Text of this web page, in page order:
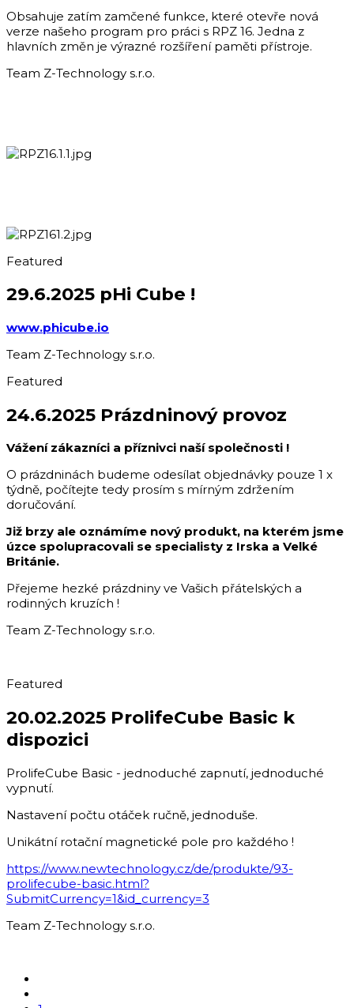
Obsahuje zatím zamčené funkce, které otevře nová
verze našeho program pro práci s RPZ 16. Jedna z
hlavních změn je výrazné rozšíření paměti přístroje.
Team Z-Technology s.r.o.
Featured
29.6.2025 pHi Cube !
www.phicube.io
Team Z-Technology s.r.o.
Featured
24.6.2025 Prázdninový provoz
Vážení zákazníci a příznivci naší společnosti !
O prázdninách budeme odesílat objednávky pouze 1 x
týdně, počítejte tedy prosím s mírným zdržením
doručování.
Již brzy ale oznámíme nový produkt, na kterém jsme
úzce spolupracovali se specialisty z Irska a Velké
Británie.
Přejeme hezké prázdniny ve Vašich přátelských a
rodinných kruzích !
Team Z-Technology s.r.o.
Featured
20.02.2025 ProlifeCube Basic k
dispozici
ProlifeCube Basic - jednoduché zapnutí, jednoduché
vypnutí.
Nastavení počtu otáček ručně, jednoduše.
Unikátní rotační magnetické pole pro každého !
https://www.newtechnology.cz/de/produkte/93-
prolifecube-basic.html?
SubmitCurrency=1&id_currency=3
Team Z-Technology s.r.o.